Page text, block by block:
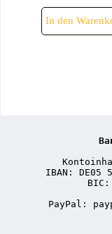
In den
IBAN: DE05
BIC:
PayPal: